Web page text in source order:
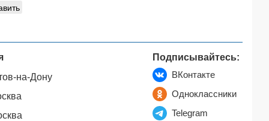
на-Дону
Подписывайтесь:
ВКонтакте
Одноклассники
Telegram